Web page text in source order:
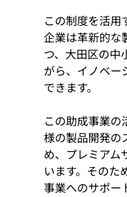
この制度を活用
企業は革新的な
つ、大田区の中
がら、イノベー
できます。
この助成事業の
様の製品開発の
め、プレミアム
います。そのた
事業へのサポー